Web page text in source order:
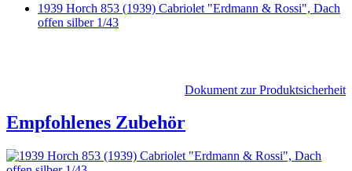
1939 Horch 853 (1939) Cabriolet "Erdmann & Rossi", Dach
offen silber 1/43
Dokument zur Produktsicherheit
Empfohlenes Zubehör